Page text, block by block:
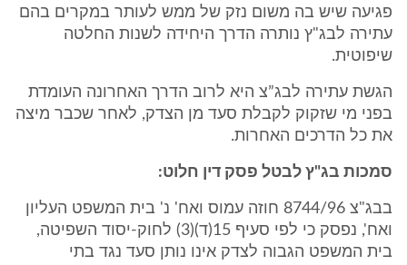
פגיעה שיש בה משום נזק של ממש לעותר במקרים בהם
עתירה לבג"ץ נותרה הדרך היחידה לשנות החלטה
שיפוטית.
הגשת עתירה לבג”צ היא לרוב הדרך האחרונה העומדת
בפני מי שזקוק לקבלת סעד מן הצדק, לאחר שכבר מיצה
את כל הדרכים האחרות.
סמכות בג"ץ לבטל פסק דין חלוט:
בבג"צ 8744/96 חוזה עמוס ואח' נ' בית המשפט העליון
ואח', נפסק כי לפי סעיף 15(ד)(3) לחוק-יסוד השפיטה,
בית המשפט הגבוה לצדק אינו נותן סעד נגד בתי